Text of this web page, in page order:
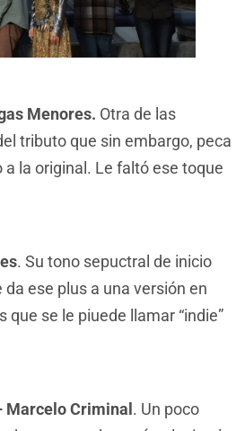
Menores. Otra de las
tributo que sin embargo, peca
la original. Le faltó ese toque
. Su tono sepuctral de inicio
ese plus a una versión en
que se le piuede llamar “indie”
Criminal . Un poco